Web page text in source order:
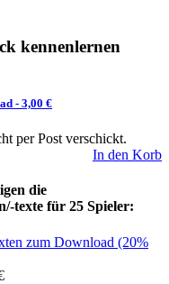
kennenlernen
- 3,00 €
per Post verschickt.
In den Korb
die
texte für 25 Spieler:
zum Download (20%